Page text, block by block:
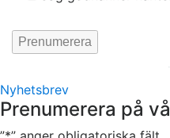
Nyhetsbrev
Prenumerera på